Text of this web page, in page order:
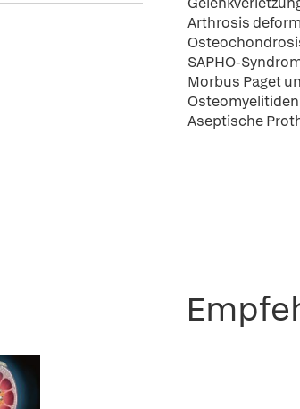
Arthrosis
SAPHO-
Morbus Paget
Aseptische